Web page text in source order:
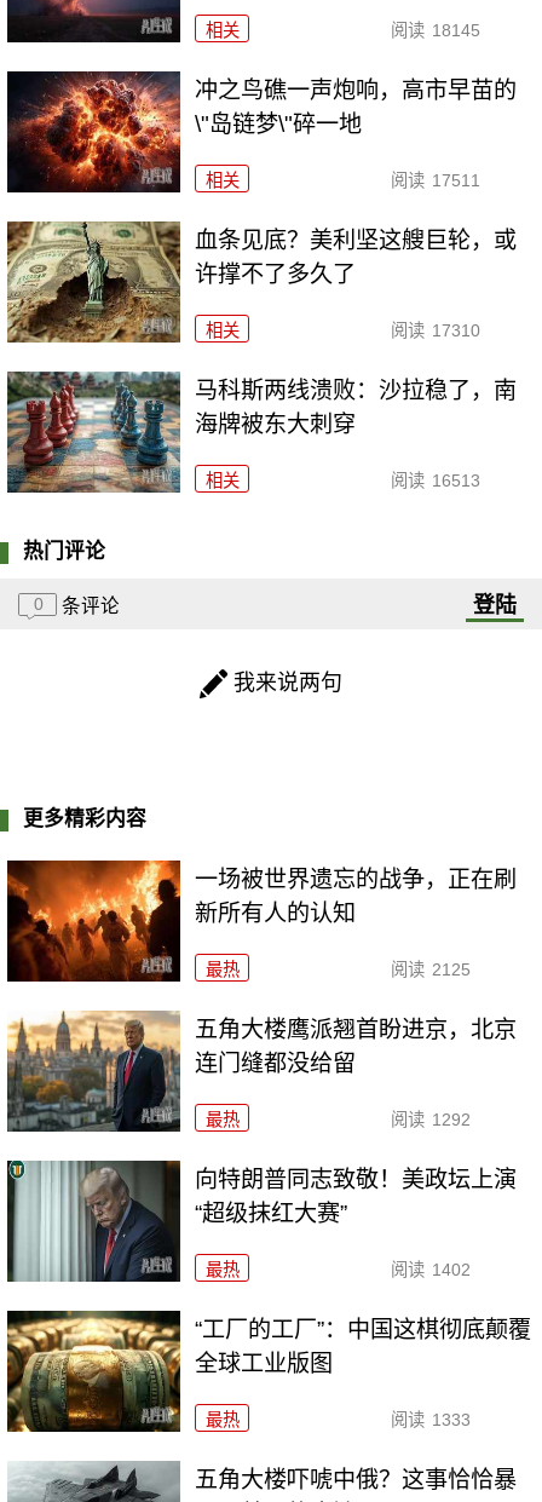
相关 阅读 18145
冲之鸟礁一声炮响，高市早苗的
\"岛链梦\"碎一地
相关 阅读 17511
血条见底？美利坚这艘巨轮，或
许撑不了多久了
相关 阅读 17310
马科斯两线溃败：沙拉稳了，南
海牌被东大刺穿
相关 阅读 16513
热门评论
0 条评论 登陆
我来说两句
更多精彩内容
一场被世界遗忘的战争，正在刷
新所有人的认知
最热 阅读 2125
五角大楼鹰派翘首盼进京，北京
连门缝都没给留
最热 阅读 1292
向特朗普同志致敬！美政坛上演
“超级抹红大赛”
最热 阅读 1402
“工厂的工厂”：中国这棋彻底颠覆
全球工业版图
最热 阅读 1333
五角大楼吓唬中俄？这事恰恰暴